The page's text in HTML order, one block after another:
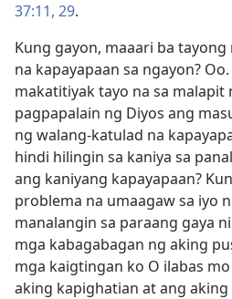
37:11, 29.
Kung gayon, maaari ba
na kapayapaan sa ngayon?
makatitiyak tayo na sa malapit
pagpapalain ng Diyos ang
ng walang-katulad na
hindi hilingin sa kaniya sa
ang kaniyang kapayapaan?
problema na umaagaw sa iyo
manalangin sa paraang gaya
mga kabagabagan ng aking
mga kaigtingan ko O ilabas
aking kapighatian at ang